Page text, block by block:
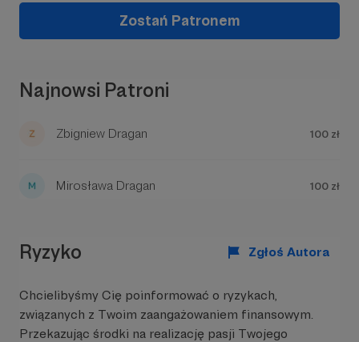
Teraz przygotowuję się do kolejnego sezonu.
Większość moich rywali startuje w wielkich
z licencją FIA, moim celem jest znaleźć fundusze i
wystartować w sezonie 2026 ProKart
Championship.
Zostań Patronem
Najnowsi Patroni
Zbigniew Dragan 100 zł
Mirosława Dragan 100 zł
Ryzyko Zgłoś Autora
Chcielibyśmy Cię poinformować o ryzykach,
związanych z Twoim zaangażowaniem finansowym.
Przekazując środki na realizację pasji Twojego